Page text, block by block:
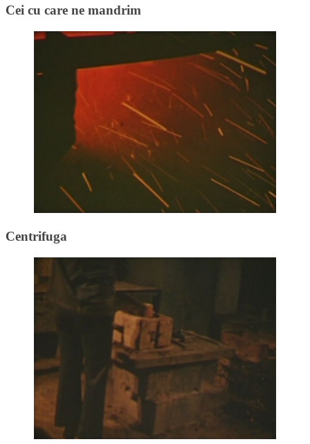
Cei cu care ne mandrim
Centrifuga